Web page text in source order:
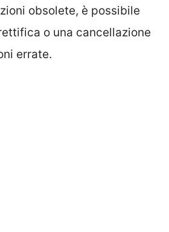
obsolete, è possibile
o una cancellazione
errate.